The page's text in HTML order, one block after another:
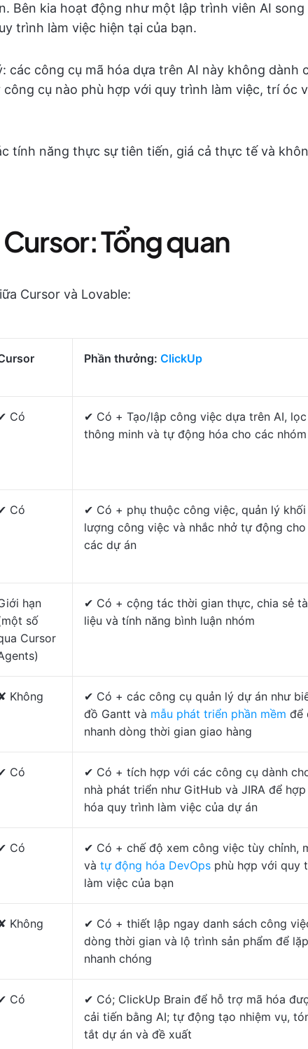
Bên kia hoạt động như một lập trình viên AI song
trình làm việc hiện tại của bạn.
các công cụ mã hóa dựa trên AI này không dành
cụ nào phù hợp với quy trình làm việc, trí óc
tính năng thực sự tiên tiến, giá cả thực tế và
Tổng quan
Cursor và Lovable:
Phần thưởng: ClickUp
Có
✔ Có + Tạo/lập công việc dựa trên AI, lọc
thông minh và tự động hóa cho các nhóm
Có
✔ Có + phụ thuộc công việc, quản lý khối
lượng công việc và nhắc nhở tự động cho
các dự án
hạn
số
Cursor
✔ Có + cộng tác thời gian thực, chia sẻ
liệu và tính năng bình luận nhóm
Không
✔ Có + các công cụ quản lý dự án như
đồ Gantt và mẫu phát triển phần mềm để
nhanh dòng thời gian giao hàng
Có
✔ Có + tích hợp với các công cụ dành
nhà phát triển như GitHub và JIRA để
hóa quy trình làm việc của dự án
Có
✔ Có + chế độ xem công việc tùy chỉnh,
và tự động hóa DevOps phù hợp với quy
làm việc của bạn
Không
✔ Có + thiết lập ngay danh sách công
dòng thời gian và lộ trình sản phẩm để
nhanh chóng
Có
✔ Có; ClickUp Brain để hỗ trợ mã hóa
cải tiến bằng AI; tự động tạo nhiệm vụ,
tắt dự án và đề xuất